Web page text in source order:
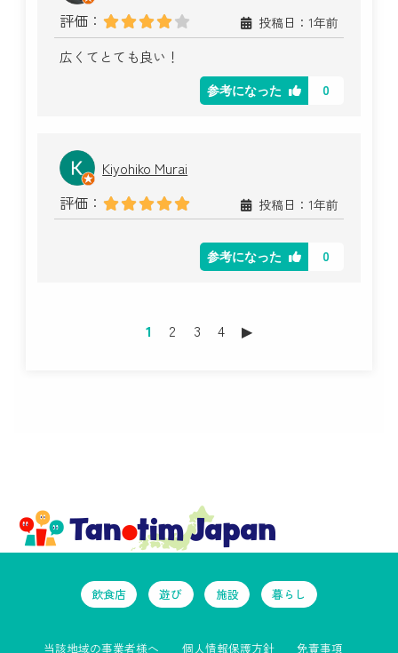
評価：
投稿日：1年前
広くてとても良い！
参考になった 0
Kiyohiko Murai
評価：
投稿日：1年前
参考になった 0
1 2 3 4 ▶︎
飲食店 遊び 施設 暮らし
当該地域の事業者様へ 個人情報保護方針 免責事項